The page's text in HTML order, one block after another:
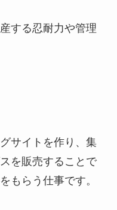
する忍耐力や管理
サイトを作り、集
を販売することで
もらう仕事です。